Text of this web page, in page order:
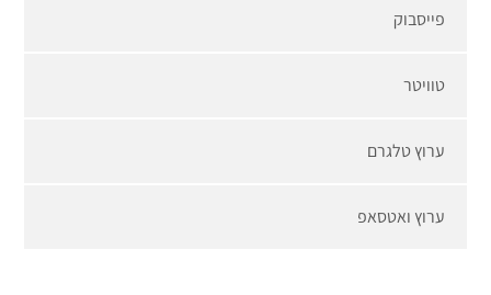
פייסבוק
טוויטר
ערוץ טלגרם
ערוץ ואטסאפ